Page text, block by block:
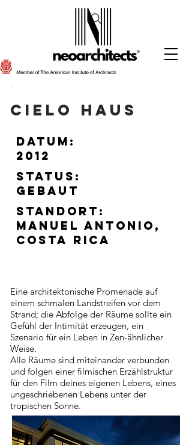
Cielo Haus
Datum:
2012
Status:
Gebaut
Standort:
Manuel Antonio,
Costa Rica
Eine architektonische Promenade auf
einem schmalen Landstreifen vor dem
Strand; die Abfolge der Räume sollte ein
Gefühl der Intimität erzeugen, ein
Szenario für ein Leben in Zen-ähnlicher
Weise.
Alle Räume sind miteinander verbunden
und folgen einer filmischen Erzählstruktur
für den Film deines eigenen Lebens, eines
ungeschriebenen Lebens unter der
tropischen Sonne.